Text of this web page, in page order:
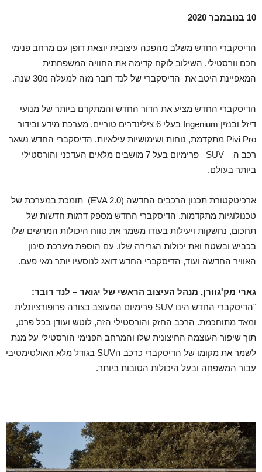
10 בנובמבר 2020
הדיסקברי החדש משלב מהפכה עיצובית יוצאת דופן עם מרחב פנימי
חכם וורסטילי. השילוב לוקח קדימה את החוויה המשפחתית
המאפיינת היטב את הדיסקברי של לנד רובר מזה למעלה מ30 שנה.
הדיסקברי החדש מציע את הדור החדש והמתקדם ביותר של מנועי
דיזל ובנזין Ingenium בעלי 6 צילינדרים טוריים, מערכת מידע ובידור
Pivi Pro מתקדמת, נוחות ושימושיות עילאיות. הדיסקברי החדש נשאר
רכב ה – SUV פרימיום בעל 7 מושבים מלאים העדכני והורסטילי
ביותר בעולם.
ארכיטקטורת תכנון הרכבים החדשה (EVA 2.0) תומכת במערכת של
טכנולוגיות מתקדמות. הדיסקברי החדש מספק דרגות חדשות של
תחכום, נחשקות ויעילות בעודו משמר את טווח היכולות המרשים שלו
בכביש ובשטח ואת יכולות הגרירה שלו. עם הוספת מערכת סינון
האוויר החדשה ועוד, הדיסקברי החדש דואג לנוסעיו יותר מאי פעם.
גארי מק'גוורן, מנהל העיצוב הראשי של יגואר – לנד רובר:
"הדיסקברי החדש הינו SUV פרימיום המעוצב בצורה פרופורציונלית
ומאד מתוחכמת. הרכב החזק והורסטילי הזה, לוטש ועודן בכל פרט,
תוך שיפור העוצמה החיצונית שלו והמרחב הפנימי הורסטילי על מנת
לשמר את מקומו של הדיסקברי כרכב הSUV בגודל מלא האולטימטיבי
עבור המשפחה ובעל היכולות הטובות ביותר.